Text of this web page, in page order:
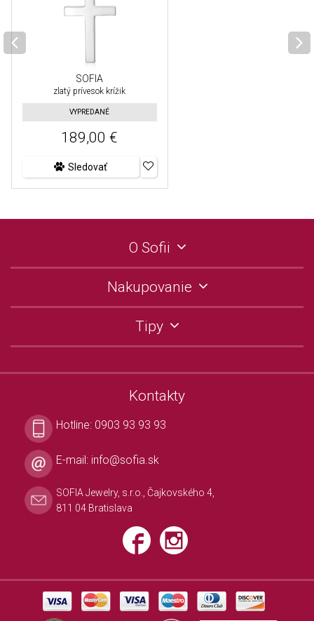
SOFIA
zlatý prívesok krížik
VYPREDANÉ
189,00 €
Sledovať
O Sofii
Nakupovanie
Tipy
Kontakty
Hotline: 0903 93 93 93
E-mail: info@sofia.sk
SOFIA Jewelry, s.r.o., Čajkovského 4,
811 04 Bratislava